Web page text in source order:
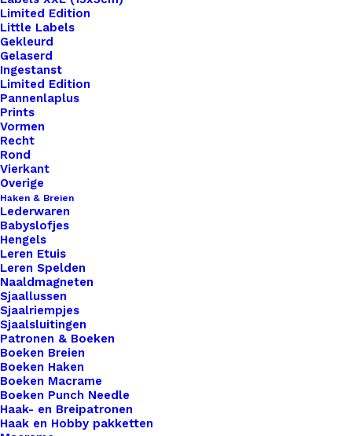
Limited Edition
Little Labels
Gekleurd
Gelaserd
Ingestanst
Limited Edition
Pannenlaplus
Prints
Vormen
Recht
Rond
Vierkant
Overige
Haken & Breien
Lederwaren
Babyslofjes
Hengels
Leren Etuis
Leren Spelden
Naaldmagneten
Sjaallussen
Sjaalriempjes
Sjaalsluitingen
Patronen & Boeken
Boeken Breien
Boeken Haken
Boeken Macrame
Boeken Punch Needle
Haak- en Breipatronen
Haak en Hobby pakketten
Home
Benodigdheden
Lint Met Tekst “Family” Black- Grey 10mm
Lint Met Tekst
“Family” Black- Grey
10mm
€1,50
per meter
18 op voorraad
Lint
Met
Tekst
"Family"
Black-
Grey
10mm
aantal
Toevoegen aan winkelwagen
Toevoegen aan verlanglijst